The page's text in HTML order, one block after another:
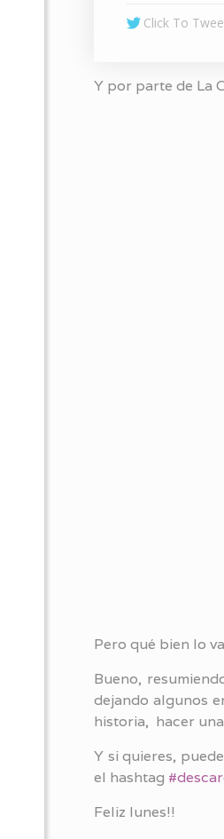
Click To
Y por parte de La
Pero qué bien lo
Bueno,
dejando algunos
historia, hacer
Y si quieres,
el hashtag
Feliz lunes!!